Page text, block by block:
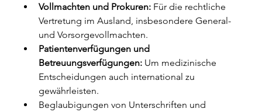
Vollmachten und Prokuren: Für die rechtliche
Vertretung im Ausland, insbesondere General-
und Vorsorgevollmachten.
Patientenverfügungen und
Betreuungsverfügungen: Um medizinische
Entscheidungen auch international zu
gewährleisten.
Beglaubigungen von Unterschriften und